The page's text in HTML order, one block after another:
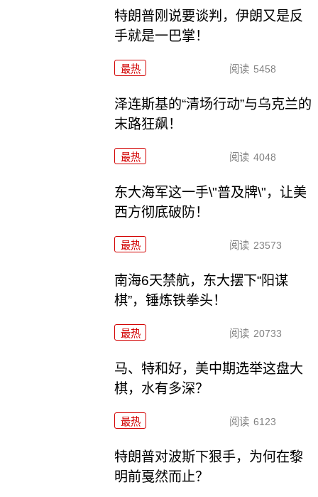
特朗普刚说要谈判，伊朗又是反
手就是一巴掌！
最热 阅读 5458
泽连斯基的“清场行动”与乌克兰的
末路狂飙！
最热 阅读 4048
东大海军这一手\"普及牌\"，让美
西方彻底破防！
最热 阅读 23573
南海6天禁航，东大摆下“阳谋
棋”，锤炼铁拳头！
最热 阅读 20733
马、特和好，美中期选举这盘大
棋，水有多深？
最热 阅读 6123
特朗普对波斯下狠手，为何在黎
明前戛然而止？